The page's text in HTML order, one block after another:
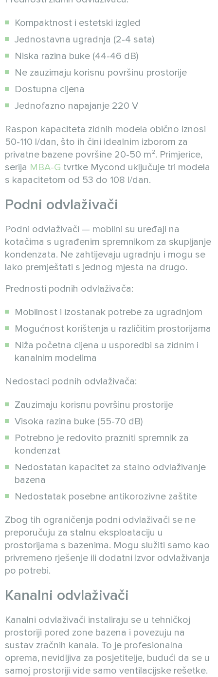
Kompaktnost i estetski izgled
Jednostavna ugradnja (2-4 sata)
Niska razina buke (44-46 dB)
Ne zauzimaju korisnu površinu prostorije
Dostupna cijena
Jednofazno napajanje 220 V
Raspon kapaciteta zidnih modela obično iznosi
50-110 l/dan, što ih čini idealnim izborom za
privatne bazene površine 20-50 m². Primjerice,
serija MBA-G tvrtke Mycond uključuje tri modela
s kapacitetom od 53 do 108 l/dan.
Podni odvlaživači
Podni odvlaživači — mobilni su uređaji na
kotačima s ugrađenim spremnikom za skupljanje
kondenzata. Ne zahtijevaju ugradnju i mogu se
lako premještati s jednog mjesta na drugo.
Prednosti podnih odvlaživača:
Mobilnost i izostanak potrebe za ugradnjom
Mogućnost korištenja u različitim prostorijama
Niža početna cijena u usporedbi sa zidnim i
kanalnim modelima
Nedostaci podnih odvlaživača:
Zauzimaju korisnu površinu prostorije
Visoka razina buke (55-70 dB)
Potrebno je redovito prazniti spremnik za
kondenzat
Nedostatan kapacitet za stalno odvlaživanje
bazena
Nedostatak posebne antikorozivne zaštite
Zbog tih ograničenja podni odvlaživači se ne
preporučuju za stalnu eksploataciju u
prostorijama s bazenima. Mogu služiti samo kao
privremeno rješenje ili dodatni izvor odvlaživanja
po potrebi.
Kanalni odvlaživači
Kanalni odvlaživači instaliraju se u tehničkoj
prostoriji pored zone bazena i povezuju na
sustav zračnih kanala. To je profesionalna
oprema, nevidljiva za posjetitelje, budući da se u
samoj prostoriji vide samo ventilacijske rešetke.